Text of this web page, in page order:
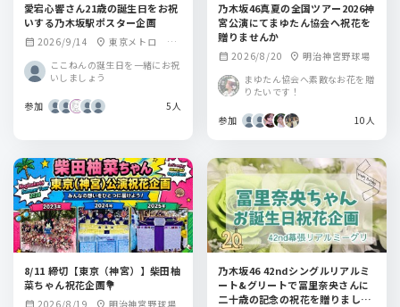
愛宕心響さん21歳の誕生日をお祝
いする乃木坂駅ポスター企画
calendar_month 2026/9/14 location_on 東京メトロ 乃
ここねんの誕生日を一緒にお祝
いしましょう
参加 5人
乃木坂46真夏の全国ツアー2026神
宮公演にてまゆたん協会へ祝花を
贈りませんか
calendar_month 2026/8/20 location_on 明治神宮野球場
まゆたん協会へ素敵なお花を贈
りたいです！
参加 10人
8/11 締切【東京（神宮）】柴田柚
菜ちゃん祝花企画💐
calendar_month 2026/8/19 location_on 明治神宮野球場
乃木坂46 42ndシングルリアルミ
ート&グリートで冨里奈央さんに
二十歳の記念の祝花を贈りましょ